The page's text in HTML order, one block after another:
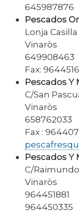
645987876
Pescados
Lonja Casilla
Vinaròs
649908463
Fax:
Pescados Y
C/San
Vinaròs
658762033
Fax :
Pescados Y
C/
Vinaròs
964451881
964450335